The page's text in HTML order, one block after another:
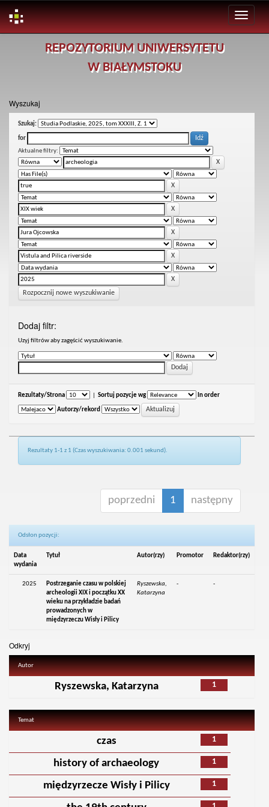
REPOZYTORIUM UNIWERSYTETU
W BIAŁYMSTOKU
Wyszukaj
Szukaj:
for
Aktualne filtry:
Rozpocznij nowe wyszukiwanie
Dodaj filtr:
Uzyj filtrów aby zagęścić wyszukiwanie.
Rezultaty/Strona Sortuj pozycje wg In order
Autorzy/rekord
Rezultaty 1-1 z 1 (Czas wyszukiwania: 0.001 sekund).
poprzedni 1 następny
Odsłon pozycji:
Data
wydania
Tytuł Autor(rzy) Promotor Redaktor(rzy)
2025
Postrzeganie czasu w polskiej
archeologii XIX i początku XX
wieku na przykładzie badań
prowadzonych w
międzyrzeczu Wisły i Pilicy
Ryszewska,
Katarzyna
- -
Odkryj
Autor
1
Ryszewska, Katarzyna
Temat
1
czas
1
history of archaeology
1
międzyrzecze Wisły i Pilicy